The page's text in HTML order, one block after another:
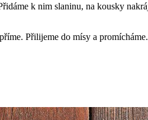
k nim slaninu, na kousky
Přilijeme do mísy a